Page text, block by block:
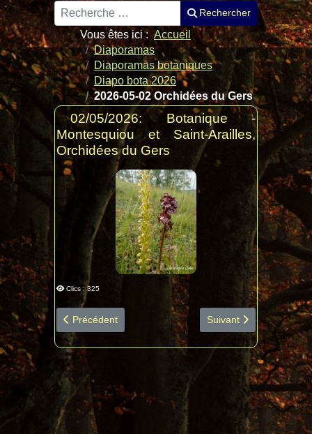
Rechercher
Rechercher
Vous êtes ici : Accueil
Diaporamas
Diaporamas botaniques
Diapo bota 2026
2026-05-02 Orchidées du Gers
02/05/2026: Botanique -
Montesquiou et Saint-Arailles,
Orchidées du Gers
Clics : 325
Article précédent : 2026-05-23 Lac vert diapo espèces
Précédent Article suivant : 2026-
Suivant